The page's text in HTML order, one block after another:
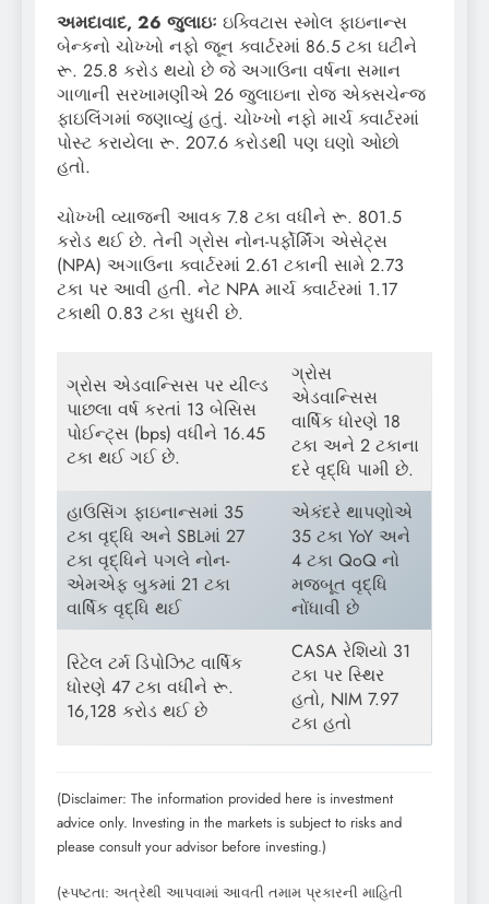
અમદાવાદ, 26 જુલાઇઃ ઇક્વિટાસ સ્મોલ ફાઇનાન્સ
બેન્કનો ચોખ્ખો નફો જૂન ક્વાર્ટરમાં 86.5 ટકા ઘટીને
રૂ. 25.8 કરોડ થયો છે જે અગાઉના વર્ષના સમાન
ગાળાની સરખામણીએ 26 જુલાઇના રોજ એક્સચેન્જ
ફાઇલિંગમાં જણાવ્યું હતું. ચોખ્ખો નફો માર્ચ ક્વાર્ટરમાં
પોસ્ટ કરાયેલા રૂ. 207.6 કરોડથી પણ ઘણો ઓછો
હતો.
ચોખ્ખી વ્યાજની આવક 7.8 ટકા વધીને રૂ. 801.5
કરોડ થઈ છે. તેની ગ્રોસ નોન-પર્ફોર્મિંગ એસેટ્સ
(NPA) અગાઉના ક્વાર્ટરમાં 2.61 ટકાની સામે 2.73
ટકા પર આવી હતી. નેટ NPA માર્ચ ક્વાર્ટરમાં 1.17
ટકાથી 0.83 ટકા સુધરી છે.
ગ્રોસ એડવાન્સિસ પર યીલ્ડ
પાછલા વર્ષ કરતાં 13 બેસિસ
પોઈન્ટ્સ (bps) વધીને 16.45
ટકા થઈ ગઈ છે.
ગ્રોસ
એડવાન્સિસ
વાર્ષિક ધોરણે 18
ટકા અને 2 ટકાના
દરે વૃદ્ધિ પામી છે.
હાઉસિંગ ફાઇનાન્સમાં 35
ટકા વૃદ્ધિ અને SBLમાં 27
ટકા વૃદ્ધિને પગલે નોન-
એમએફ બુકમાં 21 ટકા
વાર્ષિક વૃદ્ધિ થઈ
એકંદરે થાપણોએ
35 ટકા YoY અને
4 ટકા QoQ નો
મજબૂત વૃદ્ધિ
નોંધાવી છે
રિટેલ ટર્મ ડિપોઝિટ વાર્ષિક
ધોરણે 47 ટકા વધીને રૂ.
16,128 કરોડ થઈ છે
CASA રેશિયો 31
ટકા પર સ્થિર
હતો, NIM 7.97
ટકા હતો
(Disclaimer: The information provided here is investment
advice only. Investing in the markets is subject to risks and
please consult your advisor before investing.)
(સ્પષ્ટતા: અત્રેથી આપવામાં આવતી તમામ પ્રકારની માહિતી